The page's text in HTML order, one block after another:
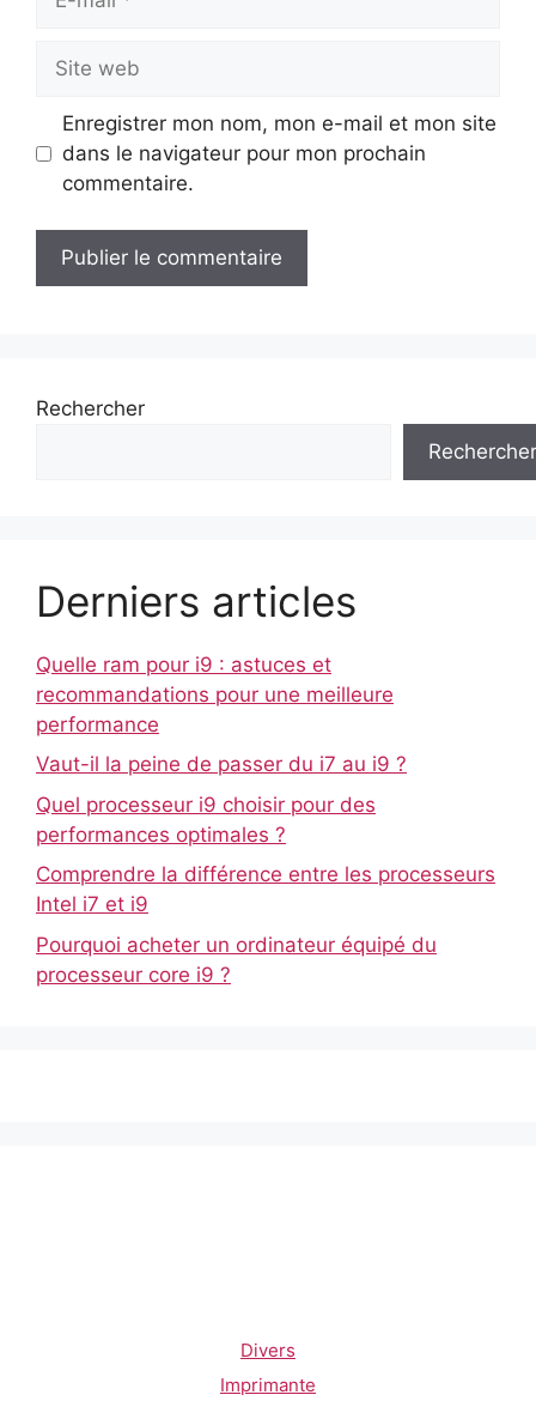
Site
web
Enregistrer mon nom, mon e-mail et mon site
dans le navigateur pour mon prochain
commentaire.
Rechercher
Rechercher
Derniers articles
Quelle ram pour i9 : astuces et
recommandations pour une meilleure
performance
Vaut-il la peine de passer du i7 au i9 ?
Quel processeur i9 choisir pour des
performances optimales ?
Comprendre la différence entre les processeurs
Intel i7 et i9
Pourquoi acheter un ordinateur équipé du
processeur core i9 ?
Divers
Imprimante